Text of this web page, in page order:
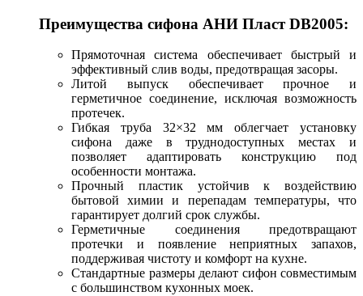
Преимущества сифона АНИ Пласт DB2005:
Прямоточная система обеспечивает быстрый и
эффективный слив воды, предотвращая засоры.
Литой выпуск обеспечивает прочное и
герметичное соединение, исключая возможность
протечек.
Гибкая труба 32×32 мм облегчает установку
сифона даже в труднодоступных местах и
позволяет адаптировать конструкцию под
особенности монтажа.
Прочный пластик устойчив к воздействию
бытовой химии и перепадам температуры, что
гарантирует долгий срок службы.
Герметичные соединения предотвращают
протечки и появление неприятных запахов,
поддерживая чистоту и комфорт на кухне.
Стандартные размеры делают сифон совместимым
с большинством кухонных моек.